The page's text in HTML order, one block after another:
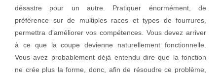
désastre pour un autre. Pratiquer énormément, de
préférence sur de multiples races et types de fourrures,
permettra d'améliorer vos compétences. Vous devez arriver
à ce que la coupe devienne naturellement fonctionnelle.
Vous avez probablement déjà entendu dire que la fonction
ne crée plus la forme, donc, afin de résoudre ce problème,